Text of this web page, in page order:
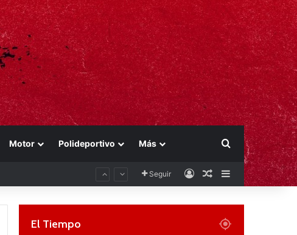
Motor Polideportivo Más Buscar por
Seguir AccesoPublicación al
Barra lateral
El Tiempo